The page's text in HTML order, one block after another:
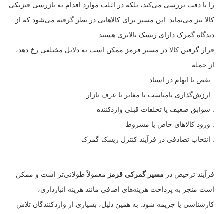
را با دقت بررسی می‌کند، بلکه در اغلب موارد اقدام به بازرسی فیزیکی
کالا نیز می‌نماید. این مسیر برای کالاهایی در نظر گرفته می‌شود که از
دیدگاه گمرک دارای ریسک بالاتری هستند.
قرار گرفتن کالا در مسیر قرمز ممکن است به دلایل مختلفی رخ دهد،
از جمله:
. نقص یا ابهام در اسناد
. ارزش‌گذاری نامناسب یا مغایر با عرف بازار
. سوابق ضعیف یا تخلفات قبلی واردکننده
. ورود کالاهای خاص یا مشروط
. انتخاب تصادفی در فرآیند کنترل ریسک گمرک
فرآیند ترخیص در مسیر گمرکی قرمز معمولاً طولانی‌تر است و ممکن
است منجر به پرداخت هزینه‌های اضافی مانند هزینه انبارداری،
کارشناسی یا جریمه شود. به همین دلیل، بسیاری از واردکنندگان تلاش